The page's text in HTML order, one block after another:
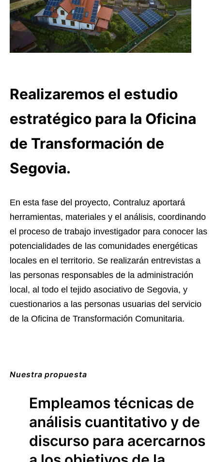
Realizaremos el estudio
estratégico para la Oficina
de Transformación de
Segovia.
En esta fase del proyecto, Contraluz aportará
herramientas, materiales y el análisis, coordinando
el proceso de trabajo investigador para conocer las
potencialidades de las comunidades energéticas
locales en el territorio. Se realizarán entrevistas a
las personas responsables de la administración
local, al todo el tejido asociativo de Segovia, y
cuestionarios a las personas usuarias del servicio
de la Oficina de Transformación Comunitaria.
Nuestra propuesta
Empleamos técnicas de
análisis cuantitativo y de
discurso para acercarnos